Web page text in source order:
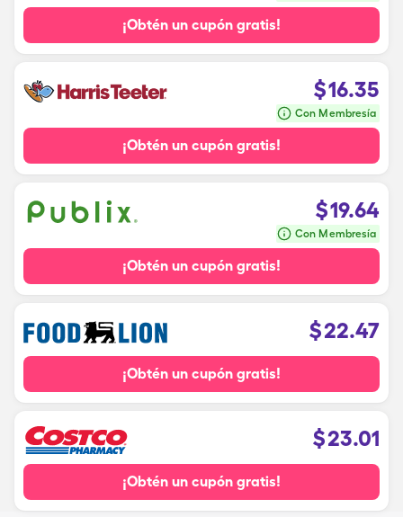
¡Obtén un cupón gratis!
$16.35
Con Membresía
¡Obtén un cupón gratis!
$19.64
Con Membresía
¡Obtén un cupón gratis!
$22.47
¡Obtén un cupón gratis!
$23.01
¡Obtén un cupón gratis!